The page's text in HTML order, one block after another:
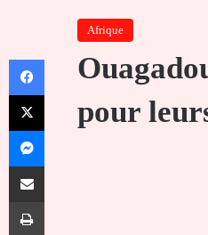
Afrique
pour
Facebook
X
Messenger
Partager par email